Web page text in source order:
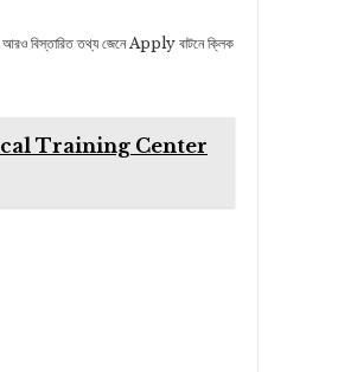
বিস্তারিত তথ্য জেনে Apply বাটনে ক্লিক
Training Center